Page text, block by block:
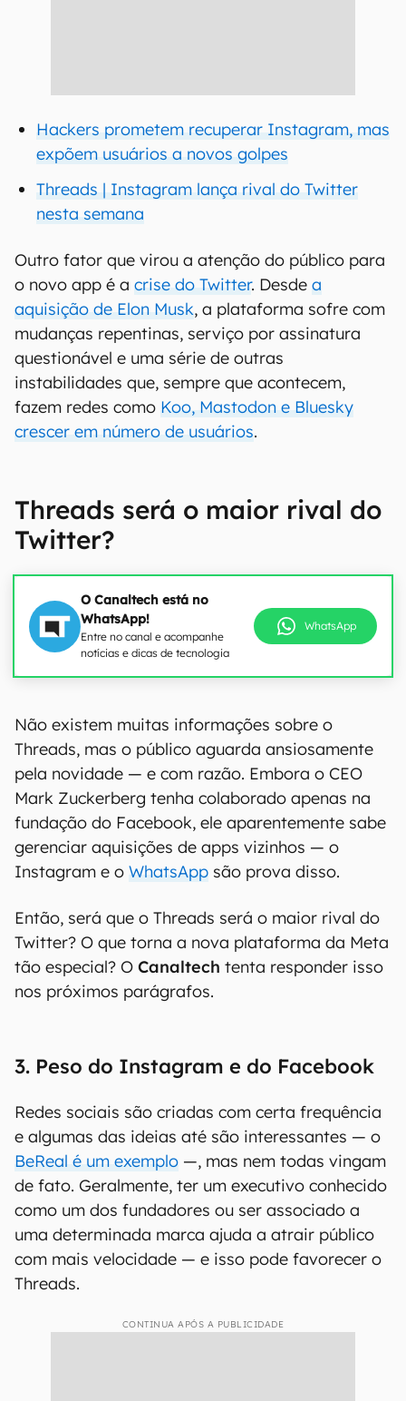
Hackers prometem recuperar Instagram, mas
expõem usuários a novos golpes
Threads | Instagram lança rival do Twitter
nesta semana
Outro fator que virou a atenção do público para
o novo app é a crise do Twitter. Desde a
aquisição de Elon Musk, a plataforma sofre com
mudanças repentinas, serviço por assinatura
questionável e uma série de outras
instabilidades que, sempre que acontecem,
fazem redes como Koo, Mastodon e Bluesky
crescer em número de usuários.
Threads será o maior rival do
Twitter?
O Canaltech está no
WhatsApp!
Entre no canal e acompanhe
notícias e dicas de tecnologia
WhatsApp
Não existem muitas informações sobre o
Threads, mas o público aguarda ansiosamente
pela novidade — e com razão. Embora o CEO
Mark Zuckerberg tenha colaborado apenas na
fundação do Facebook, ele aparentemente sabe
gerenciar aquisições de apps vizinhos — o
Instagram e o WhatsApp são prova disso.
Então, será que o Threads será o maior rival do
Twitter? O que torna a nova plataforma da Meta
tão especial? O Canaltech tenta responder isso
nos próximos parágrafos.
3. Peso do Instagram e do Facebook
Redes sociais são criadas com certa frequência
e algumas das ideias até são interessantes — o
BeReal é um exemplo —, mas nem todas vingam
de fato. Geralmente, ter um executivo conhecido
como um dos fundadores ou ser associado a
uma determinada marca ajuda a atrair público
com mais velocidade — e isso pode favorecer o
Threads.
CONTINUA APÓS A PUBLICIDADE